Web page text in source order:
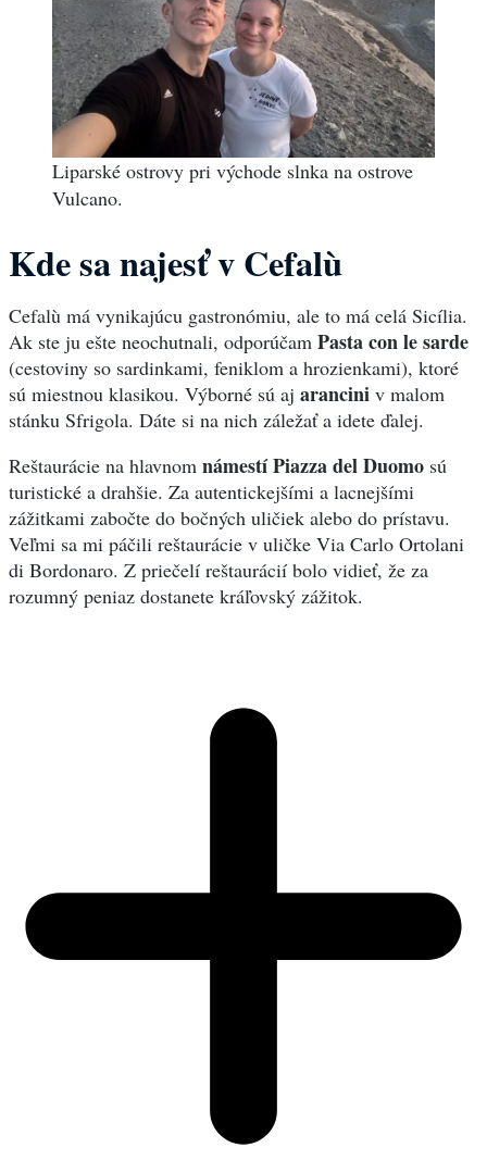
Liparské ostrovy pri východe slnka na ostrove
Vulcano.
Kde sa najesť v Cefalù
Cefalù má vynikajúcu gastronómiu, ale to má celá Sicília.
Ak ste ju ešte neochutnali, odporúčam Pasta con le sarde
(cestoviny so sardinkami, feniklom a hrozienkami), ktoré
sú miestnou klasikou. Výborné sú aj arancini v malom
stánku Sfrigola. Dáte si na nich záležať a idete ďalej.
Reštaurácie na hlavnom námestí Piazza del Duomo sú
turistické a drahšie. Za autentickejšími a lacnejšími
zážitkami zabočte do bočných uličiek alebo do prístavu.
Veľmi sa mi páčili reštaurácie v uličke Via Carlo Ortolani
di Bordonaro. Z priečelí reštaurácií bolo vidieť, že za
rozumný peniaz dostanete kráľovský zážitok.